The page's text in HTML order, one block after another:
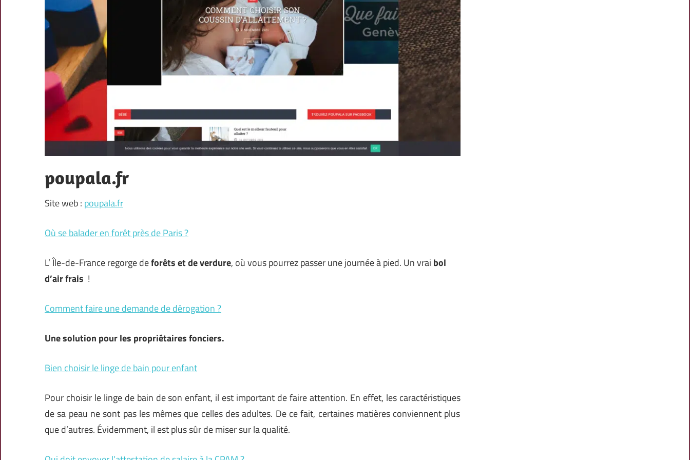
poupala.fr
Site web : poupala.fr
Où se balader en forêt près de Paris ?
L’ Île-de-France regorge deforêts et de verdure, où vous pourrez passer une journée à pied. Un vrai bol
d’air frais !
Comment faire une demande de dérogation ?
Une solution pour les propriétaires fonciers.
Bien choisir le linge de bain pour enfant
Pour choisir le linge de bain de son enfant, il est important de faire attention. En effet, les caractéristiques
de sa peau ne sont pas les mêmes que celles des adultes. De ce fait, certaines matières conviennent plus
que d’autres. Évidemment, il est plus sûr de miser sur la qualité.